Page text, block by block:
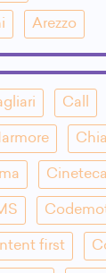
Arezzo
Call
first